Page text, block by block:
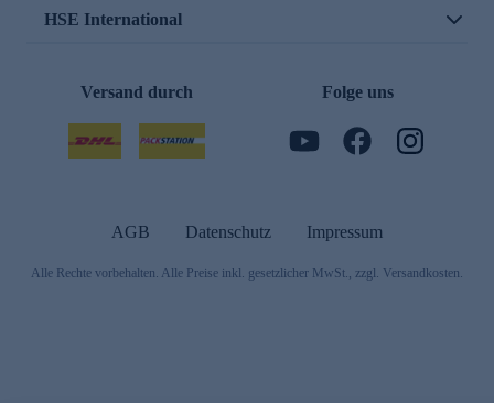
HSE International
Versand durch Folge uns
AGB Datenschutz Impressum
Alle Rechte vorbehalten. Alle Preise inkl. gesetzlicher MwSt., zzgl. Versandkosten.